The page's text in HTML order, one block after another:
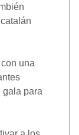
una
gala para